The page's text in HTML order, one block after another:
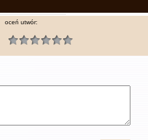
oceń utwór: